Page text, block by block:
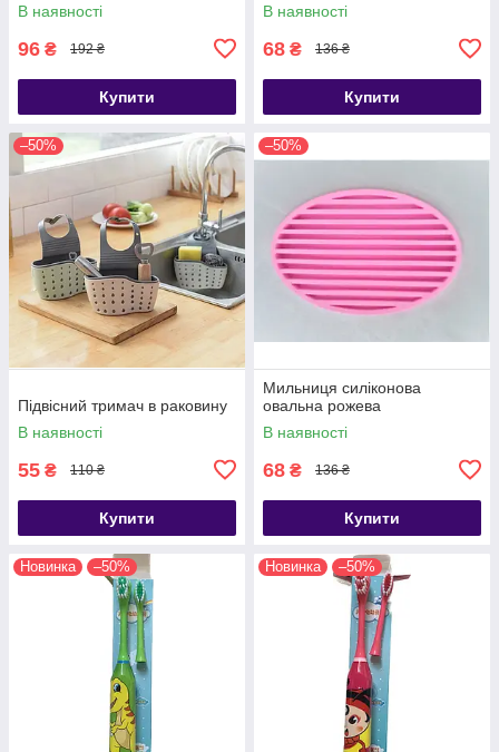
В наявності
96 ₴ 192 ₴
Купити
В наявності
68 ₴ 136 ₴
Купити
–50%
Підвісний тримач в раковину
В наявності
55 ₴ 110 ₴
Купити
–50%
Мильниця силіконова
овальна рожева
В наявності
68 ₴ 136 ₴
Купити
Новинка –50% Новинка –50%